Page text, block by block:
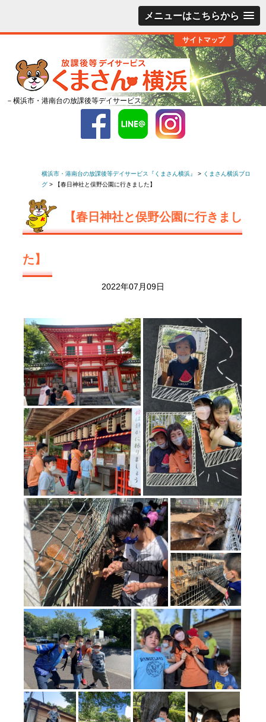
メニューはこちらから
サイトマップ
－横浜市・港南台の放課後等デイサービス
横浜市・港南台の放課後等デイサービス『くまさん横浜』 > くまさん横浜ブロ
グ > 【春日神社と俣野公園に行きました】
【春日神社と俣野公園に行きまし
た】
2022年07月09日